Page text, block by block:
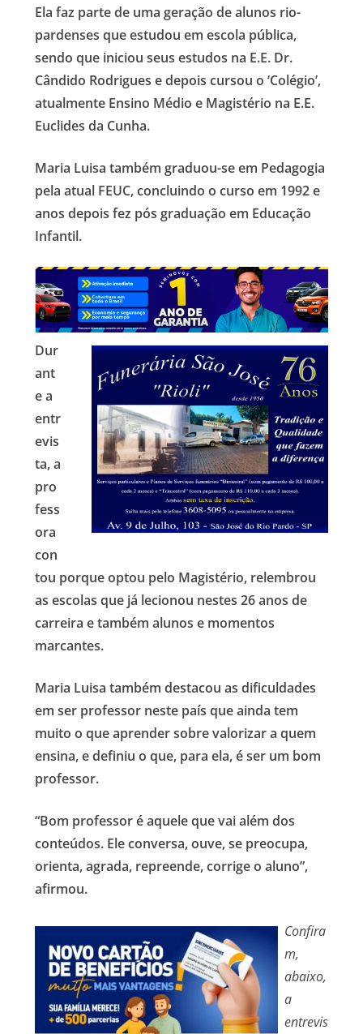
Ela faz parte de uma geração de alunos rio-
pardenses que estudou em escola pública,
sendo que iniciou seus estudos na E.E. Dr.
Cândido Rodrigues e depois cursou o ‘Colégio’,
atualmente Ensino Médio e Magistério na E.E.
Euclides da Cunha.
Maria Luisa também graduou-se em Pedagogia
pela atual FEUC,concluindo o curso em 1992 e
anos depois fez pós graduação em Educação
Infantil.
Dur
ant
e a
entr
evis
ta, a
pro
fess
ora
con
tou porque optou pelo Magistério, relembrou
as escolas que já lecionou nestes 26 anos de
carreira e também alunos e momentos
marcantes.
Maria Luisa também destacou as dificuldades
em ser professor neste país que ainda tem
muito o que aprender sobre valorizar a quem
ensina, e definiu o que, para ela, é ser um bom
professor.
“Bom professoré aquele que vai além dos
conteúdos. Ele conversa, ouve, se preocupa,
orienta, agrada, repreende, corrige o aluno”,
afirmou.
Confira
m,
abaixo,
a
entrevis